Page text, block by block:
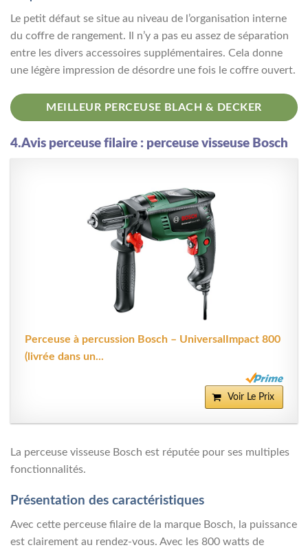
Le petit défaut se situe au niveau de l’organisation interne
du coffre de rangement. Il n’y a pas eu assez de séparation
entre les divers accessoires supplémentaires. Cela donne
une légère impression de désordre une fois le coffre ouvert.
MEILLEUR PERCEUSE BLACH & DECKER
4.Avis perceuse filaire : perceuse visseuse Bosch
Perceuse à percussion Bosch – UniversalImpact 800
(livrée dans un...
Voir Le Prix
La perceuse visseuse Bosch est réputée pour ses multiples
fonctionnalités.
Présentation des caractéristiques
Avec cette perceuse filaire de la marque Bosch, la puissance
est clairement au rendez-vous. Avec les 800 watts de